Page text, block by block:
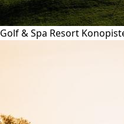
Golf & Spa Resort